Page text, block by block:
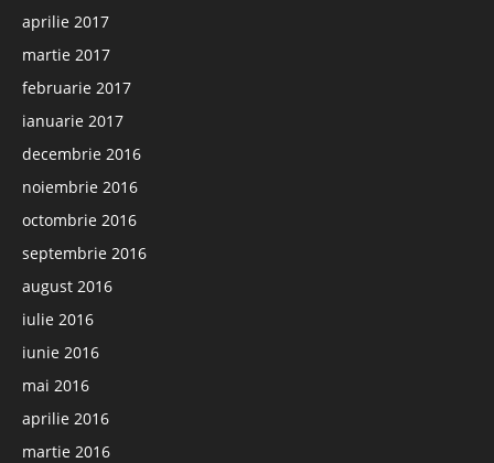
aprilie 2017
martie 2017
februarie 2017
ianuarie 2017
decembrie 2016
noiembrie 2016
octombrie 2016
septembrie 2016
august 2016
iulie 2016
iunie 2016
mai 2016
aprilie 2016
martie 2016